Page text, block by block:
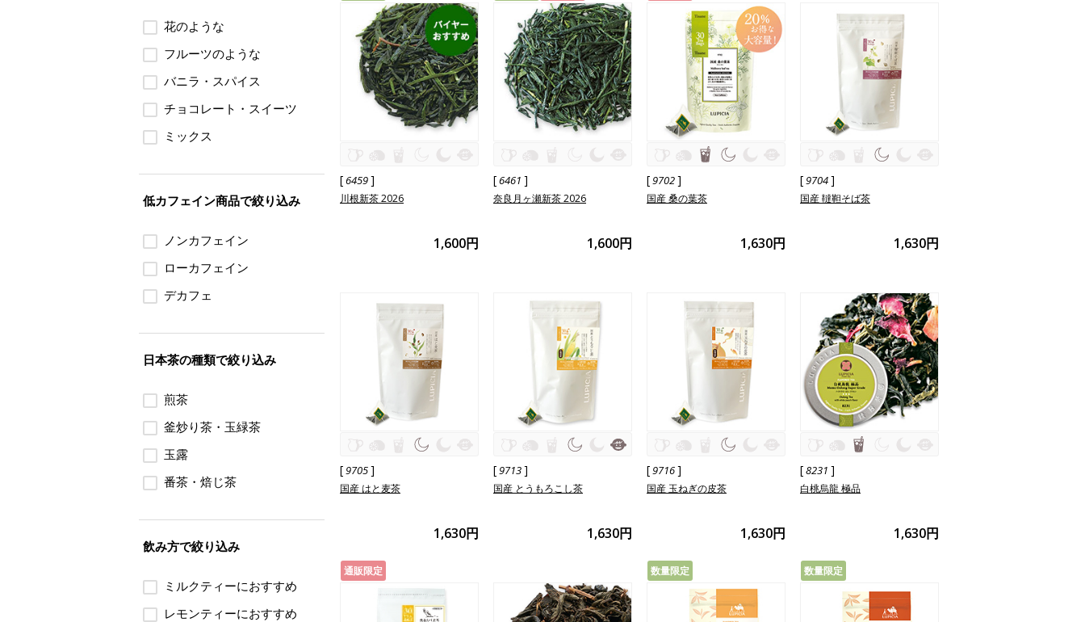
[6459]
川根新茶 2026
1,600円
[6461 ]
奈良月ヶ瀬新茶 2026
1,600円
[9702]
国産 桑の葉茶
1,630円
[9704]
国産 韃靼そば茶
1,630円
[9705]
国産 はと麦茶
1,630円
[9713]
国産 とうもろこし茶
1,630円
[9716]
国産 玉ねぎの皮茶
1,630円
[8231 ]
白桃烏龍 極品
1,630円
通販限定 数量限定 数量限定
花のような
フルーツのような
バニラ・スパイス
チョコレート・スイーツ
ミックス
低カフェイン商品で絞り込み
ノンカフェイン
ローカフェイン
デカフェ
日本茶の種類で絞り込み
煎茶
釜炒り茶・玉緑茶
玉露
番茶・焙じ茶
飲み方で絞り込み
ミルクティーにおすすめ
レモンティーにおすすめ